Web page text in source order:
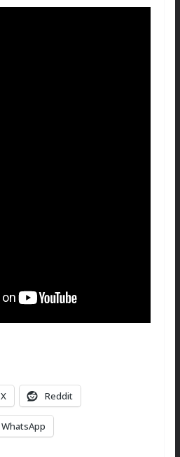
X Reddit
WhatsApp